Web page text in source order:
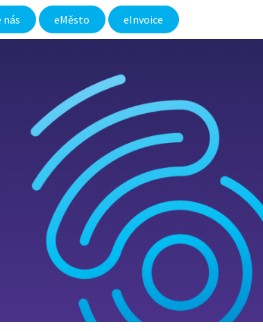
eMěsto​ eInvoice